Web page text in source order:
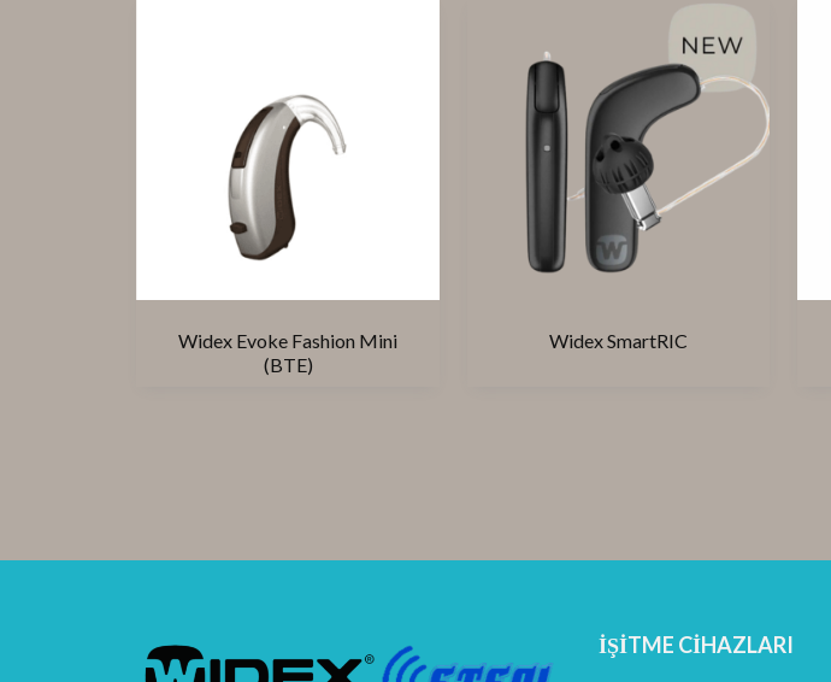
Widex Evoke Fashion Mini
(BTE)
Widex SmartRIC
İŞITME CIHAZLARI